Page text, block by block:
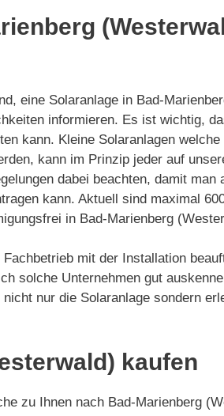
eine Solaranlage in Bad-
informieren. Es ist wichtig,
kann. Kleine Solaranlagen
kann im Prinzip jeder auf
dabei beachten, damit
kann. Aktuell sind maximal
in Bad-Marienberg
mit der Installation
solche Unternehmen gut
nur die Solaranlage sondern
kaufen
zu Ihnen nach Bad-Marienberg